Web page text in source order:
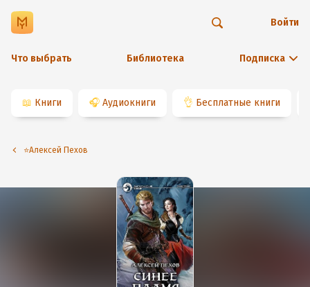
Что выбрать Библиотека Подписка
Войти
📖 Книги 🎧 Аудиокниги 👌 Бесплатные книги
⭐️Алексей Пехов